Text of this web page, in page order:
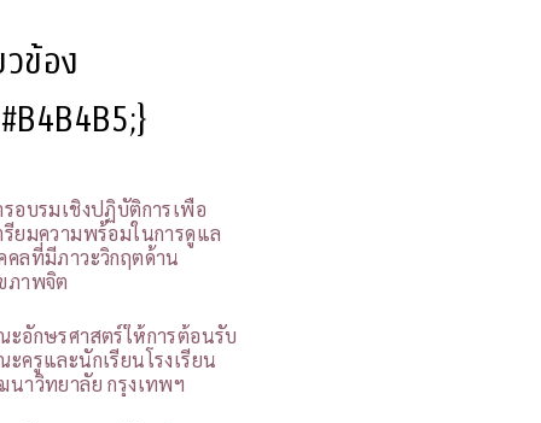
ข้อง
รอบรมเชิงปฏิบัติการเพื่อ
รียมความพร้อมในการดูแล
คลที่มีภาวะวิกฤตด้าน
ภาพจิต
ะอักษรศาสตร์ให้การต้อนรับ
ะครูและนักเรียนโรงเรียน
นาวิทยาลัย กรุงเทพฯ